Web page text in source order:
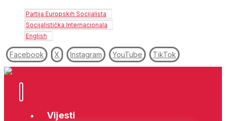
Partija Europskih Socijalista
Socijalistička Internacionala
English
Facebook X Instagram YouTube TikTok
Vijesti